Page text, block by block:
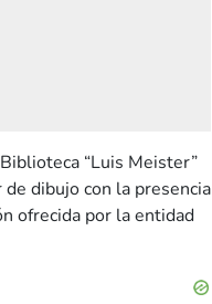
“Luis Meister”
dibujo con la presencia
ofrecida por la entidad